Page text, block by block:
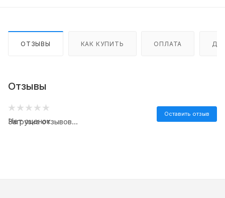
ОТЗЫВЫ КАК КУПИТЬ ОПЛАТА
Отзывы
Нет оценок
Оставить отзыв
Загрузка отзывов...